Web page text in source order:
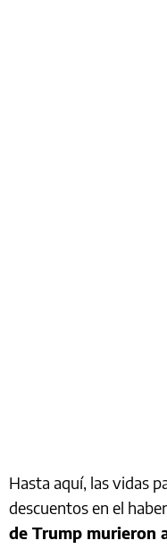
Hasta aquí, las vidas
descuentos en el
de Trump murieron